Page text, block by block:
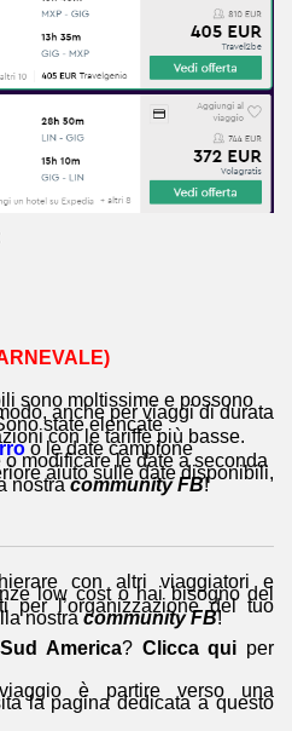
sono moltissime e possono
anche per viaggi di durata
state elencate
con le tariffe più basse.
o le date campione
modificare le date a seconda
aiuto sulle date disponibili,
nostracommunity FB!
con altri viaggiatori e
low cost o hai bisogno del
per l’organizzazione del tuo
nostracommunity FB!
Sud America? Clicca qui per
è partire verso una
la pagina dedicata a questo